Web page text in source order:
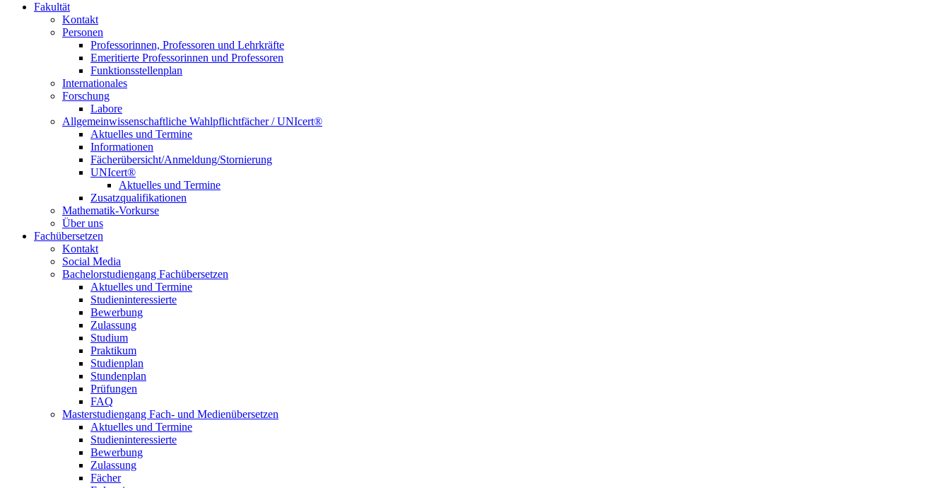
Fakultät
Kontakt
Personen
Professorinnen, Professoren und Lehrkräfte
Emeritierte Professorinnen und Professoren
Funktionsstellenplan
Internationales
Forschung
Labore
Allgemeinwissenschaftliche Wahlpflichtfächer / UNIcert®
Aktuelles und Termine
Informationen
Fächerübersicht/Anmeldung/Stornierung
UNIcert®
Aktuelles und Termine
Zusatzqualifikationen
Mathematik-Vorkurse
Über uns
Fachübersetzen
Kontakt
Social Media
Bachelorstudiengang Fachübersetzen
Aktuelles und Termine
Studieninteressierte
Bewerbung
Zulassung
Studium
Praktikum
Studienplan
Stundenplan
Prüfungen
FAQ
Masterstudiengang Fach- und Medienübersetzen
Aktuelles und Termine
Studieninteressierte
Bewerbung
Zulassung
Fächer